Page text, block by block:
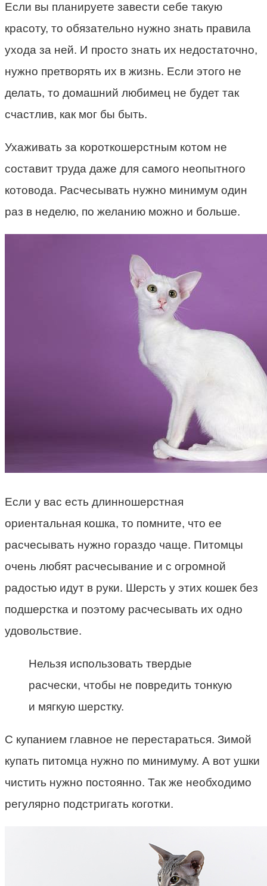
Если вы планируете завести себе такую
красоту, то обязательно нужно знать правила
ухода за ней. И просто знать их недостаточно,
нужно претворять их в жизнь. Если этого не
делать, то домашний любимец не будет так
счастлив, как мог бы быть.
Ухаживать за короткошерстным котом не
составит труда даже для самого неопытного
котовода. Расчесывать нужно минимум один
раз в неделю, по желанию можно и больше.
Если у вас есть длинношерстная
ориентальная кошка, то помните, что ее
расчесывать нужно гораздо чаще. Питомцы
очень любят расчесывание и с огромной
радостью идут в руки. Шерсть у этих кошек без
подшерстка и поэтому расчесывать их одно
удовольствие.
Нельзя использовать твердые
расчески, чтобы не повредить тонкую
и мягкую шерстку.
С купанием главное не перестараться. Зимой
купать питомца нужно по минимуму. А вот ушки
чистить нужно постоянно. Так же необходимо
регулярно подстригать коготки.